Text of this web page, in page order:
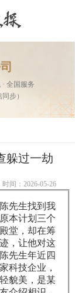
全国服务
步）
躲过一劫
时间：2026-05-26
先生找到我
本计划三个
堂，却在筹
，让他对这
先生年近四
科技企业，
貌美，是某